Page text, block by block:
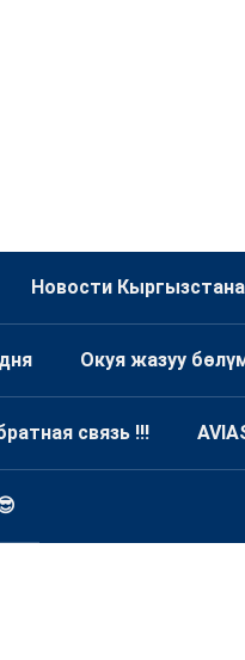
Новости
Окуя жазуу
связь !!!